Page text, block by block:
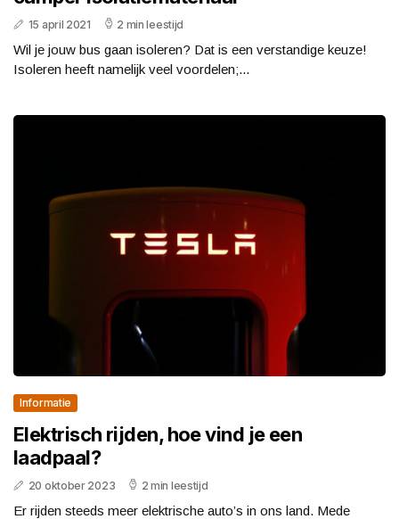
15 april 2021 2 min leestijd
Wil je jouw bus gaan isoleren? Dat is een verstandige keuze!
Isoleren heeft namelijk veel voordelen;...
Informatie
Elektrisch rijden, hoe vind je een
laadpaal?
20 oktober 2023 2 min leestijd
Er rijden steeds meer elektrische auto’s in ons land. Mede